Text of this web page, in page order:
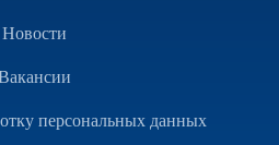
Новости
персональных данных